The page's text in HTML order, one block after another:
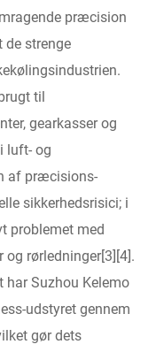
præcision
de strenge
til
gearkasser og
luft- og
af ​​præcisions-
sikkerhedsrisici; i
problemet med
rørledninger[3][4].
har Suzhou Kelemo
udstyret gennem
gør dets